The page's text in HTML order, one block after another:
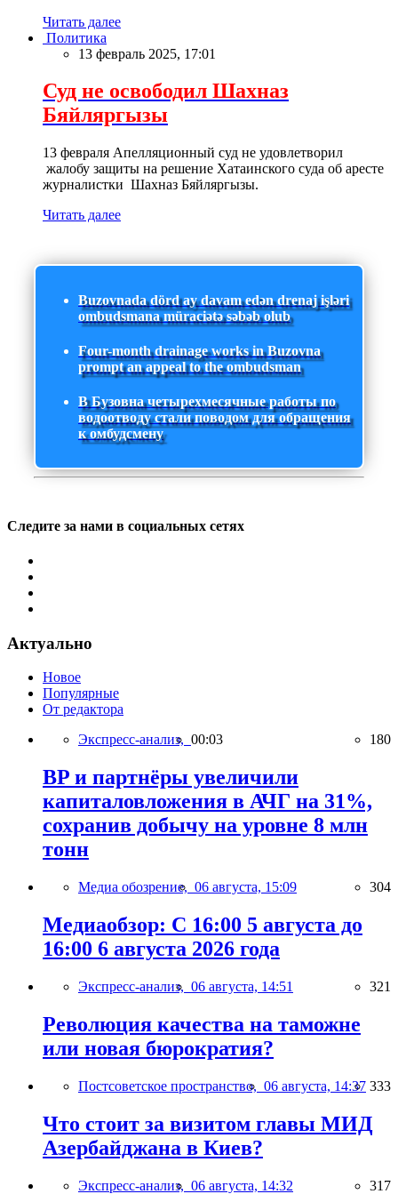
Читать далее
Политика
13 февраль 2025, 17:01
Суд не освободил Шахназ
Бяйляргызы
13 февраля Апелляционный суд не удовлетворил
жалобу защиты на решение Хатаинского суда об аресте
журналистки Шахназ Бяйляргызы.
Читать далее
Buzovnada dörd ay davam edən drenaj işləri
ombudsmana müraciətə səbəb olub
Four-month drainage works in Buzovna
prompt an appeal to the ombudsman
В Бузовна четырехмесячные работы по
водоотводу стали поводом для обращения
к омбудсмену
Следите за нами в социальных сетях
Актуально
Новое
Популярные
От редактора
Экспресс-анализ, 00:03 180
BP и партнёры увеличили
капиталовложения в АЧГ на 31%,
сохранив добычу на уровне 8 млн
тонн
Медиа обозрение, 06 августа, 15:09 304
Медиаобзор: С 16:00 5 августа до
16:00 6 августа 2026 года
Экспресс-анализ, 06 августа, 14:51 321
Революция качества на таможне
или новая бюрократия?
Постсоветское пространство, 06 августа, 14:37 333
Что стоит за визитом главы МИД
Азербайджана в Киев?
Экспресс-анализ, 06 августа, 14:32 317